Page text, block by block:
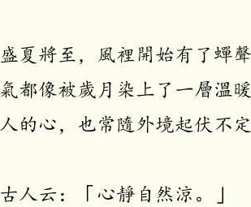
盛夏將至，風裡開始有了蟬
氣都像被歲月染上了一層溫
人的心，也常隨外境起伏不定
古人云：「心靜自然涼。」